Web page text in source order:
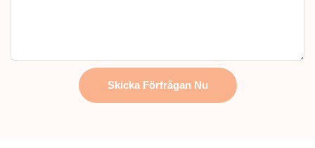
Skicka Förfrågan Nu